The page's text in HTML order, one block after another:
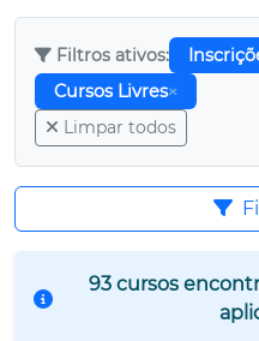
Filtros ativos:
Cursos Livres
Limpar todos
93 cursos